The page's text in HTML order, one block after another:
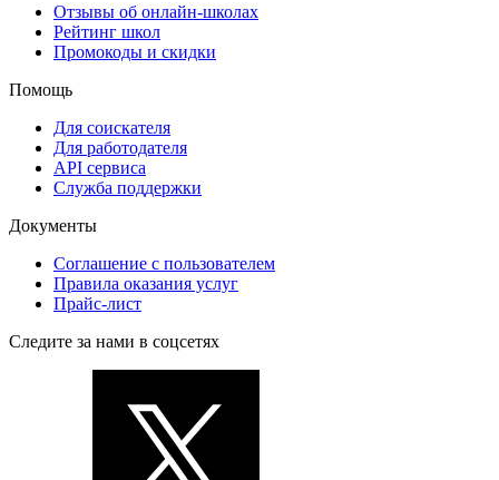
Отзывы об онлайн-школах
Рейтинг школ
Промокоды и скидки
Помощь
Для соискателя
Для работодателя
API сервиса
Служба поддержки
Документы
Соглашение с пользователем
Правила оказания услуг
Прайс-лист
Следите за нами в соцсетях